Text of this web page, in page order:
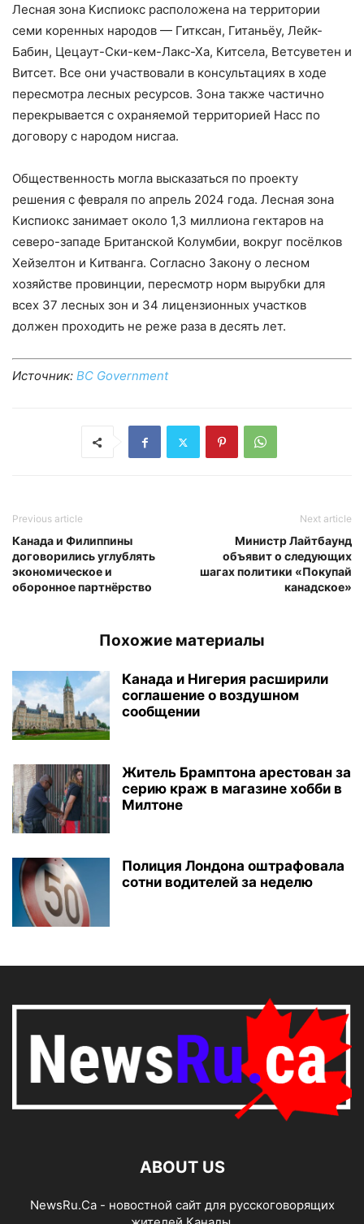
Лесная зона Киспиокс расположена на территории
семи коренных народов — Гитксан, Гитаньёу, Лейк-
Бабин, Цецаут-Ски-кем-Лакс-Ха, Китсела, Ветсуветен и
Витсет. Все они участвовали в консультациях в ходе
пересмотра лесных ресурсов. Зона также частично
перекрывается с охраняемой территорией Насс по
договору с народом нисгаа.
Общественность могла высказаться по проекту
решения с февраля по апрель 2024 года. Лесная зона
Киспиокс занимает около 1,3 миллиона гектаров на
северо-западе Британской Колумбии, вокруг посёлков
Хейзелтон и Китванга. Согласно Закону о лесном
хозяйстве провинции, пересмотр норм вырубки для
всех 37 лесных зон и 34 лицензионных участков
должен проходить не реже раза в десять лет.
Источник: BC Government
Previous article
Канада и Филиппины
договорились углублять
экономическое и
оборонное партнёрство
Next article
Министр Лайтбаунд
объявит о следующих
шагах политики «Покупай
канадское»
Похожие материалы
Канада и Нигерия расширили
соглашение о воздушном
сообщении
Житель Брамптона арестован за
серию краж в магазине хобби в
Милтоне
Полиция Лондона оштрафовала
сотни водителей за неделю
ABOUT US
NewsRu.Ca - новостной сайт для русскоговорящих